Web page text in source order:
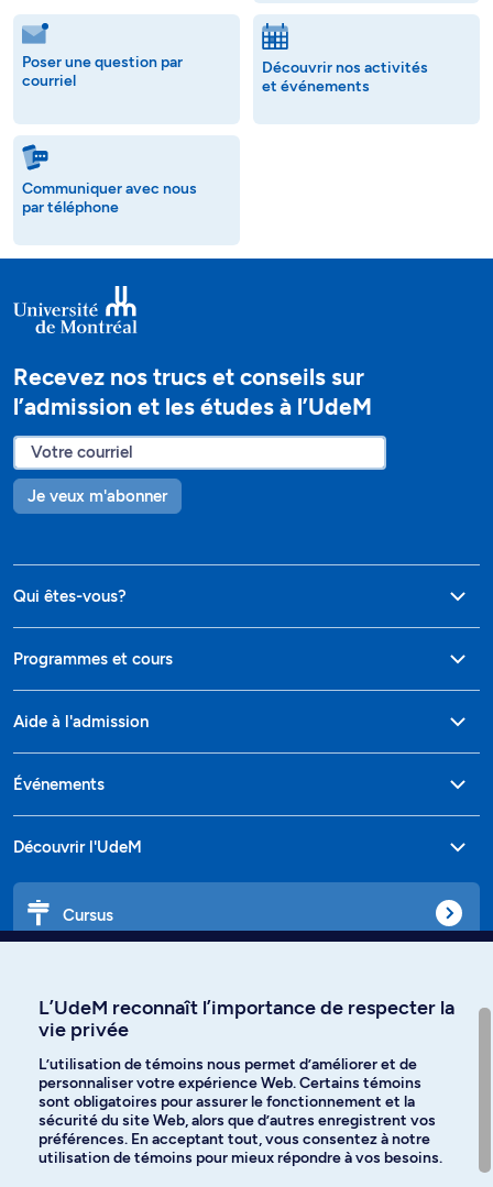
Poser une question par
courriel
Découvrir nos activités
et événements
Communiquer avec nous
par téléphone
Recevez nos trucs et conseils sur
l’admission et les études à l’UdeM
Je veux m'abonner
Qui êtes-vous?
Programmes et cours
Aide à l'admission
Événements
Découvrir l'UdeM
Cursus
Langues
Facebook Instagram
L’UdeM reconnaît l’importance de respecter la
vie privée
L’utilisation de témoins nous permet d’améliorer et de
personnaliser votre expérience Web. Certains témoins
sont obligatoires pour assurer le fonctionnement et la
sécurité du site Web, alors que d’autres enregistrent vos
préférences. En acceptant tout, vous consentez à notre
utilisation de témoins pour mieux répondre à vos besoins.